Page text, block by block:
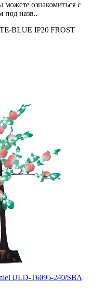
можете ознакомиться с
под назв..
BLUE IP20 FROST
ULD-T6095-240/SBA